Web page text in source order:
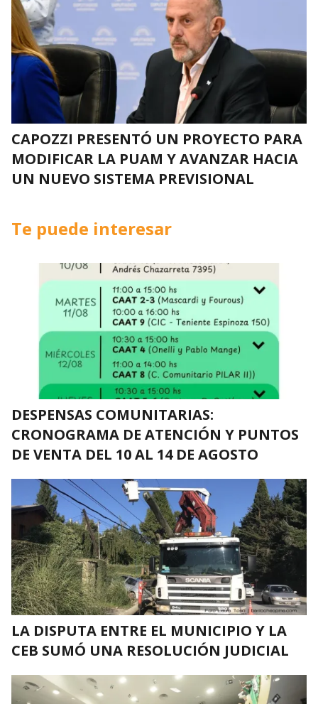
CAPOZZI PRESENTÓ UN PROYECTO PARA
MODIFICAR LA PUAM Y AVANZAR HACIA
UN NUEVO SISTEMA PREVISIONAL
Te puede interesar
DESPENSAS COMUNITARIAS:
CRONOGRAMA DE ATENCIÓN Y PUNTOS
DE VENTA DEL 10 AL 14 DE AGOSTO
LA DISPUTA ENTRE EL MUNICIPIO Y LA
CEB SUMÓ UNA RESOLUCIÓN JUDICIAL